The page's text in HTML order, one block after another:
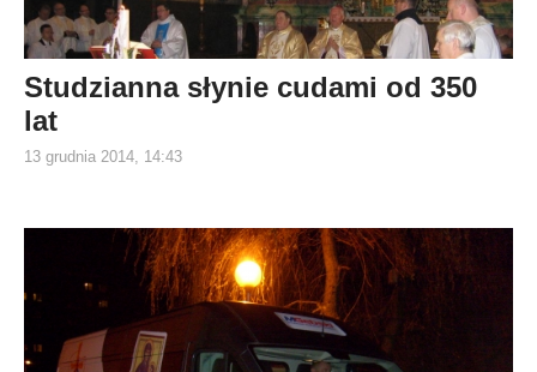
Studzianna słynie cudami od 350
lat
13 grudnia 2014, 14:43